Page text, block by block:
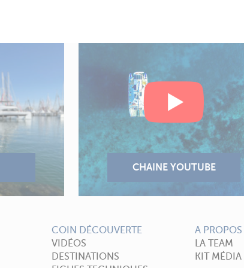
COIN DÉCOUVERTE
VIDÉOS
DESTINATIONS
A PROPOS
LA TEAM
KIT MÉDIA